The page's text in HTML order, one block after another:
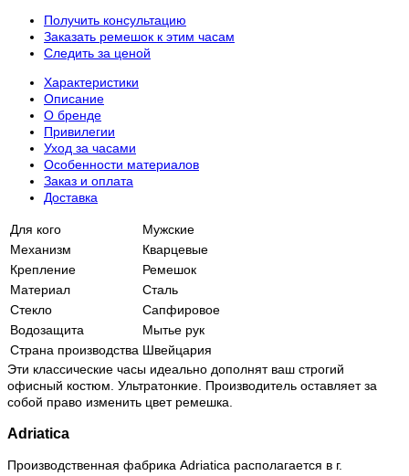
Получить консультацию
Заказать ремешок к этим часам
Следить за ценой
Характеристики
Описание
О бренде
Привилегии
Уход за часами
Особенности материалов
Заказ и оплата
Доставка
Для кого
Мужские
Механизм
Кварцевые
Крепление
Ремешок
Материал
Сталь
Стекло
Сапфировое
Водозащита
Мытье рук
Страна производства Швейцария
Эти классические часы идеально дополнят ваш строгий
офисный костюм. Ультратонкие. Производитель оставляет за
собой право изменить цвет ремешка.
Adriatica
Производственная фабрика Adriatica располагается в г.